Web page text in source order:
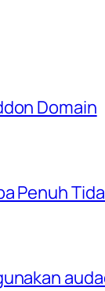
Domain
Penuh